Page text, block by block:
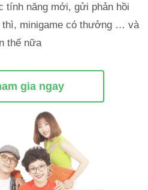
tính năng mới, gửi phản hồi
minigame có thưởng … và
thế nữa
gia ngay